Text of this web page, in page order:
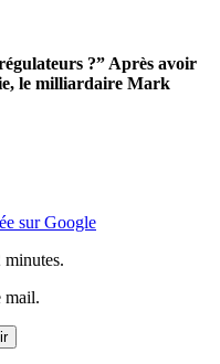
?” Après avoir
le milliardaire Mark
sur Google
minutes.
mail.